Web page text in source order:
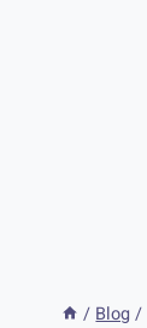
/ Blog /